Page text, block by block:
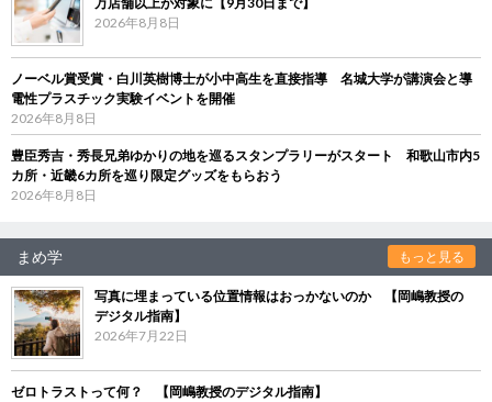
2026年8月8日
ノーベル賞受賞・白川英樹博士が小中高生を直接指導 名城大学が講演会と導
電性プラスチック実験イベントを開催
2026年8月8日
豊臣秀吉・秀長兄弟ゆかりの地を巡るスタンプラリーがスタート 和歌山市内5
カ所・近畿6カ所を巡り限定グッズをもらおう
2026年8月8日
まめ学 もっと見る
写真に埋まっている位置情報はおっかないのか 【岡嶋教授の
デジタル指南】
2026年7月22日
ゼロトラストって何？ 【岡嶋教授のデジタル指南】